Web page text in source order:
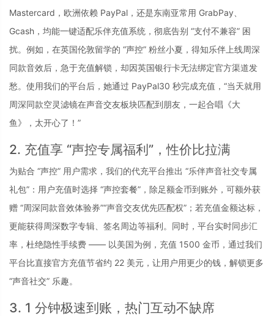
Mastercard，欧洲依赖 PayPal，还是东南亚常用 GrabPay、
Gcash，均能一键适配乐伴充值系统，彻底告别 “支付不兼容” 困
扰。例如，在英国伦敦留学的 “声控” 粉丝小夏，得知乐伴上线周深
同款音效后，急于充值解锁，却因英国银行卡无法绑定官方渠道发
愁。使用我们的平台后，她通过 PayPal30 秒完成充值，“当天就用
周深同款空灵滤镜在声音交友板块匹配到朋友，一起合唱《大
鱼》，太开心了！”
2. 充值享 “声控专属福利”，性价比拉满
为贴合 “声控” 用户需求，我们的代充平台推出 “乐伴声音社交专属
礼包”：用户充值时选择 “声控套餐”，除足额金币到账外，可额外获
赠 “周深同款音效体验券”“声音交友优先匹配权”；若充值金额达标，
更能获得周深数字专辑、签名周边等福利。同时，平台实时同步汇
率，杜绝隐性手续费 —— 以美国为例，充值 1500 金币，通过我们
平台比直接官方充值节省约 22 美元，让用户用更少的钱，解锁更多
“声音社交” 乐趣。
3. 1 分钟极速到账，热门互动不缺席